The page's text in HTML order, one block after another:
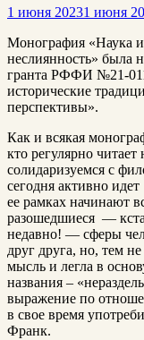
1 июня 20231 июня
Монография «Наука и
неслиянность» была
гранта РФФИ №21-
исторические
перспективы».
Как и всякая
кто регулярно
солидаризуемся с
сегодня активно
ее рамках начинают
разошедшиеся —
недавно! — сферы
друг друга, но, тем
мысль и легла в
названия –
выражение по
в свое время
Франк.